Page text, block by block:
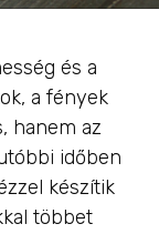
és a
a fények
hanem az
időben
készítik
többet